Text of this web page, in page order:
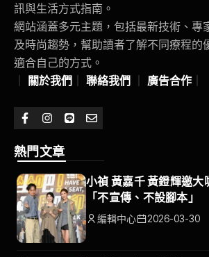
訊與生活方式指南。
網站涵蓋多元主題，包括最新技術、專
及時尚趨勢，幫助讀者了解不同療程的
適合自己的方式。
關於我們 聯絡我們 廣告合作
熱門文章
小禎 黃嘉千 黃鐙輝邀大
「不宣傳、不設腳本」
編輯中心 2026-03-30